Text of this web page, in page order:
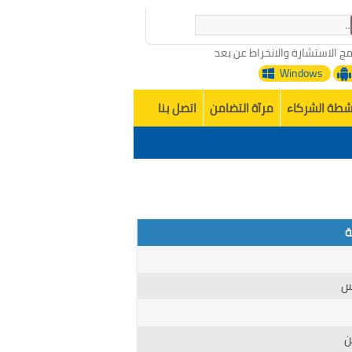
الاستشارة والانخراط عن بعد
Windows
الشركاء مرآة التضامن اتصل بنا